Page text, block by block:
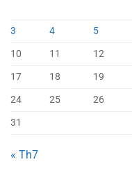
3
4 5
10
11 12
17
18 19
24
25 26
31
« Th7